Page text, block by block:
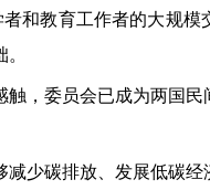
和教育工作者的大规
，委员会已成为两国
少碳排放、发展低碳